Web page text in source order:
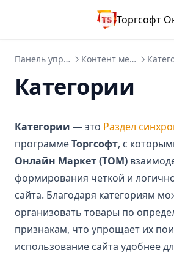
Торгсофт
Панель управління Контент менеджер
Категории
Категории — это Раздел
программеТоргсофт, с
Онлайн Маркет (ТОМ)
формирования четкой и
сайта. Благодаря категориям
организовать товары по
признакам, что упрощает их
использование сайта удобнее